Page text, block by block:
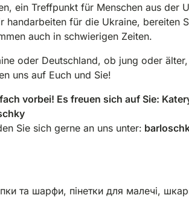
ein Treffpunkt für Menschen aus der
handarbeiten für die Ukraine, bereiten
auch in schwierigen Zeiten.
oder Deutschland, ob jung oder
uns auf Euch und Sie!
vorbei! Es freuen sich auf Sie:
Sie sich gerne an uns unter:
та шарфи, пінетки для малечі,